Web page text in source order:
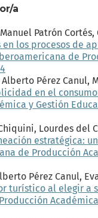
a
Patrón
los procesos de
de
Pérez Canul,
en el
y Gestión
Lourdes del
estratégica:
de Producción
Pérez Canul,
turístico al elegir a